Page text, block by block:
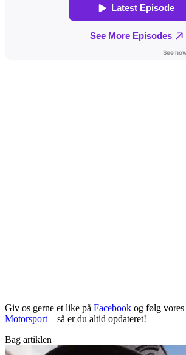
Giv os gerne et like på Facebook og følg vores
Motorsport – så er du altid opdateret!
Bag artiklen